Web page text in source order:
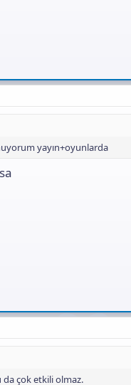
yayın+oyunlarda
da çok etkili olmaz.